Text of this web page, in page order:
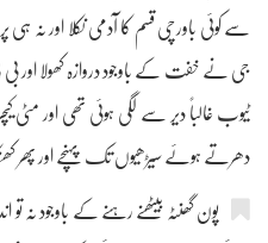
سے کوئی باورچی قسم کا آدمی نکلا اور نہ ہی
جی نے خفت کے باوجود دروازہ کھولا اور
ٹیوب غالباً دیر سے لگی ہوئی تھی اور
دھرتے ہوئے سیڑھیوں تک پہنچے اور پھر
پون گھنٹہ بیٹھنے رہنے کے باوجود نہ تو